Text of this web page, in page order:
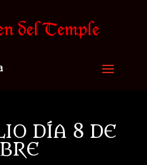
DÍA 8 DE